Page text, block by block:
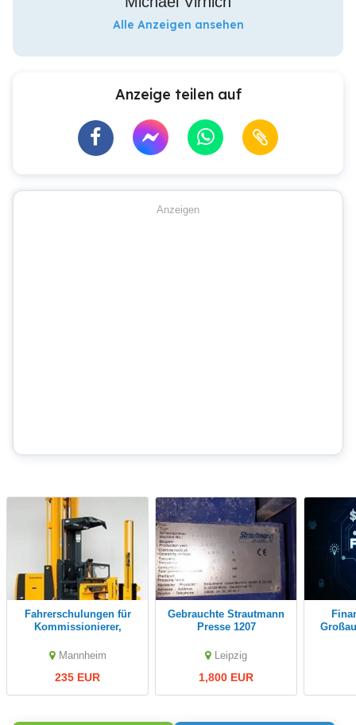
Alle Anzeigen ansehen
Anzeige teilen auf
Anzeigen
Fahrerschulungen für
Kommissionierer,
Gabelstaplerkurse,
Mannheim
235 EUR
gebrauchte Strautmann
Presse 1207
Leipzig
1,800 EUR
Finanzagentur im